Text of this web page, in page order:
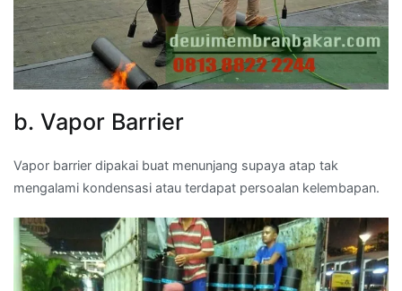
b. Vapor Barrier
Vapor barrier dipakai buat menunjang supaya atap tak
mengalami kondensasi atau terdapat persoalan kelembapan.